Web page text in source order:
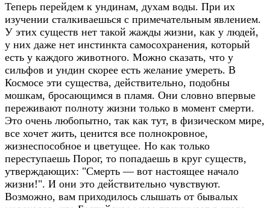
Теперь перейдем к ундинам, духам воды. При их
изучении сталкиваешься с примечательным явлением.
У этих существ нет такой жажды жизни, как у людей,
у них даже нет инстинкта самосохранения, который
есть у каждого животного. Можно сказать, что у
сильфов и ундин скорее есть желание умереть. В
Космосе эти существа, действительно, подобны
мошкам, бросающимся в пламя. Они словно впервые
переживают полноту жизни только в момент смерти.
Это очень любопытно, так как тут, в физическом мире,
все хочет жить, ценится все полнокровное,
жизнеспособное и цветущее. Но как только
переступаешь Порог, то попадаешь в круг существ,
утверждающих: "Смерть — вот настоящее начало
жизни!". И они это действительно чувствуют.
Возможно, вам приходилось слышать от бывалых